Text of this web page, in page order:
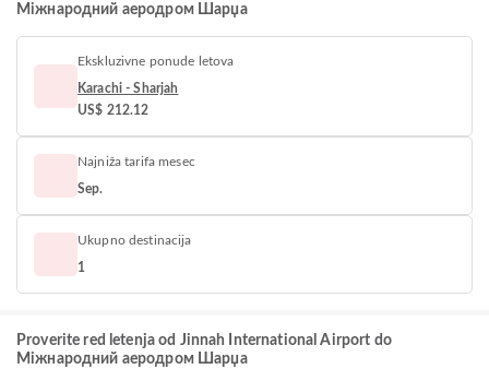
Міжнародний аеродром Шарџа
Ekskluzivne ponude letova
Karachi - Sharjah
US$ 212.12
Najniža tarifa mesec
Sep.
Ukupno destinacija
1
Proverite red letenja od Jinnah International Airport do
Міжнародний аеродром Шарџа